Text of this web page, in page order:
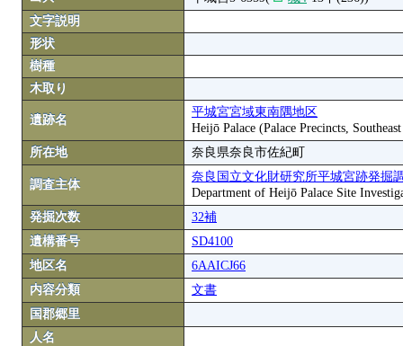
文字説明
形状
樹種
木取り
遺跡名
平城宮宮域東南隅地区
Heijō Palace (Palace Precincts,
所在地
奈良県奈良市佐紀町
調査主体
奈良国立文化財研究所平城宮跡発掘
Department of Heijō Palace Site
発掘次数
32補
遺構番号
SD4100
地区名
6AAICJ66
内容分類
文書
国郡郷里
人名